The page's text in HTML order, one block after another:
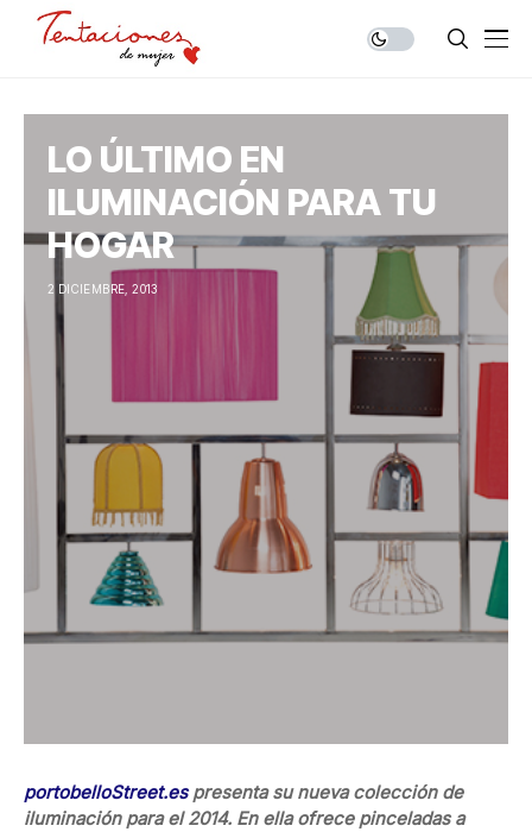
LO ÚLTIMO EN
ILUMINACIÓN PARA TU
HOGAR
2 DICIEMBRE, 2013
portobelloStreet.espresenta su nueva colección de
iluminación para el 2014. En ella ofrece pinceladas a